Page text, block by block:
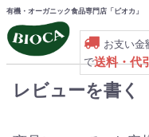
有機・オーガニック食品専門店「ビオカ」
お支い金
で送料・代
レビューを書く